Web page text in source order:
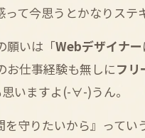
て今思うとかなりステ
願いは「Webデザイナー
お仕事経験も無しにフリ
いますよ(-∀-)うん。
を守りたいから』って